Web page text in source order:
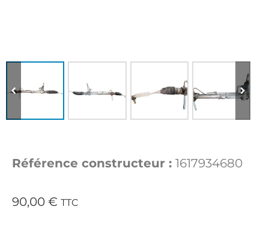
Référence constructeur : 1617934680
90,00 € TTC